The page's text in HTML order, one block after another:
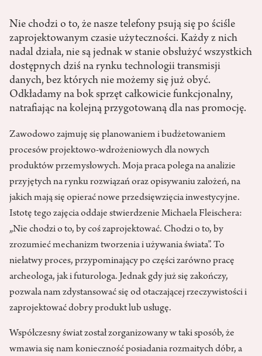
Nie chodzi o to, że nasze telefony psują się po ściśle
zaprojektowanym czasie użyteczności. Każdy z nich
nadal działa, nie są jednak w stanie obsłużyć wszystkich
dostępnych dziś na rynku technologii transmisji
danych, bez których nie możemy się już obyć.
Odkładamy na bok sprzęt całkowicie funkcjonalny,
natrafiając na kolejną przygotowaną dla nas promocję.
Zawodowo zajmuję się planowaniem i budżetowaniem
procesów projektowo-wdrożeniowych dla nowych
produktów przemysłowych. Moja praca polega na analizie
przyjętych na rynku rozwiązań oraz opisywaniu założeń, na
jakich mają się opierać nowe przedsięwzięcia inwestycyjne.
Istotę tego zajęcia oddaje stwierdzenie Michaela Fleischera:
„Nie chodzi o to, by coś zaprojektować. Chodzi o to, by
zrozumieć mechanizm tworzenia i używania świata”. To
niełatwy proces, przypominający po części zarówno pracę
archeologa, jak i futurologa. Jednak gdy już się zakończy,
pozwala nam zdystansować się od otaczającej rzeczywistości i
zaprojektować dobry produkt lub usługę.
Współczesny świat został zorganizowany w taki sposób, że
wmawia się nam konieczność posiadania rozmaitych dóbr, a